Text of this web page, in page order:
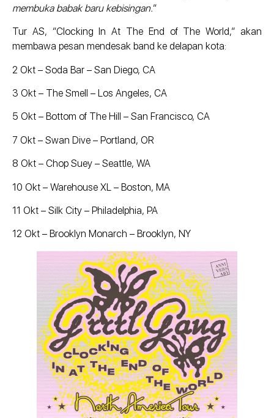
membuka babak baru kebisingan.“
Tur AS, “Clocking In At The End of The World,” akan
membawa pesan mendesak band ke delapan kota:
2 Okt – Soda Bar – San Diego, CA
3 Okt – The Smell – Los Angeles, CA
5 Okt – Bottom of The Hill – San Francisco, CA
7 Okt – Swan Dive – Portland, OR
8 Okt – Chop Suey – Seattle, WA
10 Okt – Warehouse XL – Boston, MA
11 Okt – Silk City – Philadelphia, PA
12 Okt – Brooklyn Monarch – Brooklyn, NY